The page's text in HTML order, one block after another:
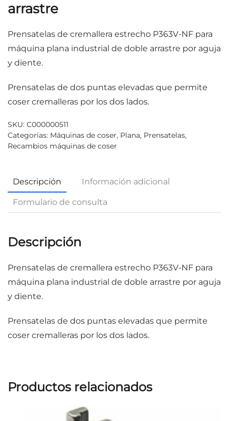
arrastre
Prensatelas de cremallera estrecho P363V-NF para
máquina plana industrial de doble arrastre por aguja
y diente.
Prensatelas de dos puntas elevadas que permite
coser cremalleras por los dos lados.
SKU: C000000511
Categorías: Máquinas de coser, Plana, Prensatelas,
Recambios máquinas de coser
Descripción Información adicional
Formulario de consulta
Descripción
Prensatelas de cremallera estrecho P363V-NF para
máquina plana industrial de doble arrastre por aguja
y diente.
Prensatelas de dos puntas elevadas que permite
coser cremalleras por los dos lados.
Productos relacionados